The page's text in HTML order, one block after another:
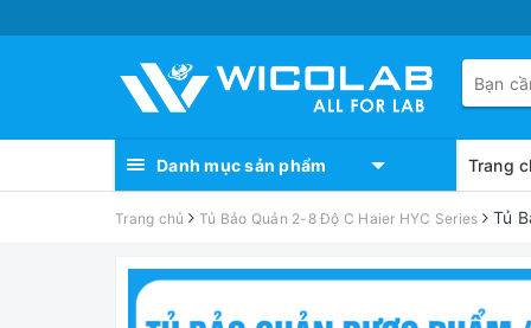
Danh mục sản phẩm Trang
Trang chủ Tủ Bảo Quản 2-8 Độ C Haier HYC Series Tủ